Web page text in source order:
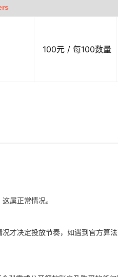
100元 / 每100数量
属正常情况。
才决定投放节奏，如遇到官方算